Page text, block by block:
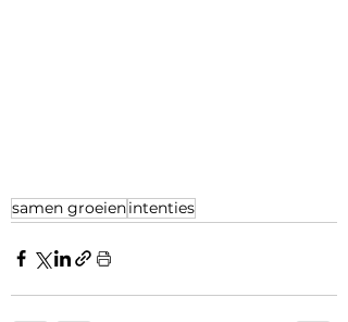
samen groeienintenties